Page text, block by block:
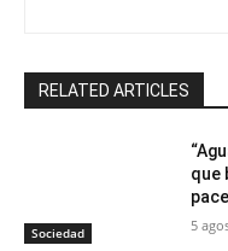
RELATED ARTICLES
Sociedad
que
5